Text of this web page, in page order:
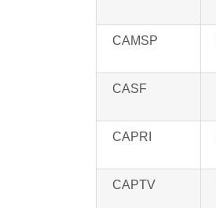
CAMSP
CASF
CAPRI
CAPTV